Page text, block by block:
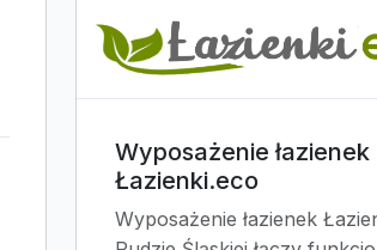
Wyposażenie łazienek
Łazienki.eco
Wyposażenie łazienek